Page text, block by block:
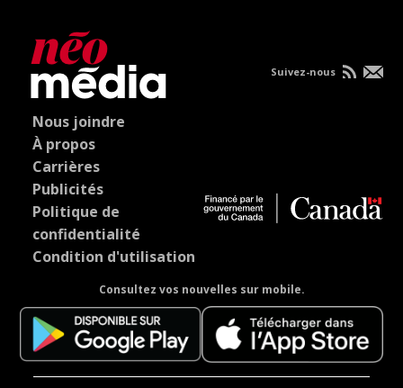
Nous joindre
À propos
Carrières
Publicités
Politique de
confidentialité
Condition d'utilisation
Consultez vos nouvelles sur mobile.
Suivez-nous